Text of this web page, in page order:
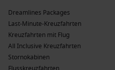
Top-Aktivitäten: Entspannen
Fischen.
Ashmore Islands
beeindruckenden
Dreamlines Packages
Last-Minute-Kreuzfahrten
Kreuzfahrten mit Flug
All Inclusive Kreuzfahrten
Stornokabinen